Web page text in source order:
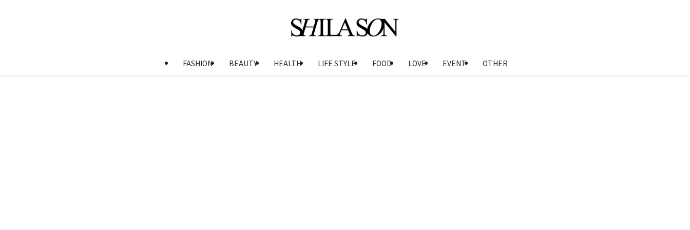
FASHION BEAUTY HEALTH LIFE STYLE FOOD LOVE EVENT OTHER